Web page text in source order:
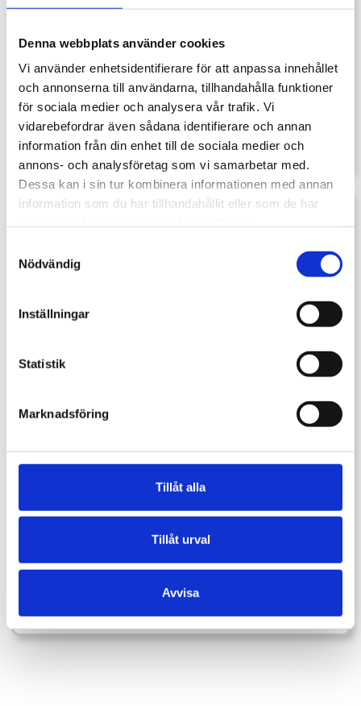
Denna webbplats använder cookies
Vi använder enhetsidentifierare för att anpassa innehållet
och annonserna till användarna, tillhandahålla funktioner
för sociala medier och analysera vår trafik. Vi
vidarebefordrar även sådana identifierare och annan
information från din enhet till de sociala medier och
annons- och analysföretag som vi samarbetar med.
Dessa kan i sin tur kombinera informationen med annan
information som du har tillhandahållit eller som de har
Nödvändig
Inställningar
Statistik
Marknadsföring
Tillåt alla
Tillåt urval
Avvisa
EG300-X-KPOY-4.3.6.180-R-